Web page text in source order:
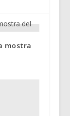
mostra